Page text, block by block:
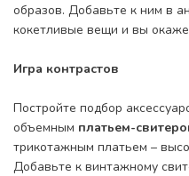
образов. Добавьте к ним в
кокетливые вещи и вы
Игра контрастов
Постройте подбор
объемным платьем-
трикотажным платьем –
Добавьте к винтажному